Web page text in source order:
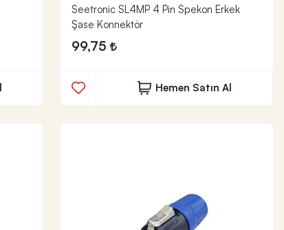
Seetronic SL4MP 4 Pin Spekon Erkek
Şase Konnektör
99,75
Hemen Satın Al